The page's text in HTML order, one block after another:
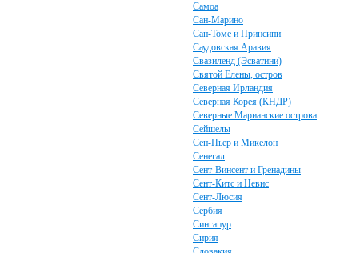
Самоа
Сан-Марино
Сан-Томе и Принсипи
Саудовская Аравия
Свазиленд (Эсватини)
Святой Елены, остров
Северная Ирландия
Северная Корея (КНДР)
Северные Марианские острова
Сейшелы
Сен-Пьер и Микелон
Сенегал
Сент-Винсент и Гренадины
Сент-Китс и Невис
Сент-Люсия
Сербия
Сингапур
Сирия